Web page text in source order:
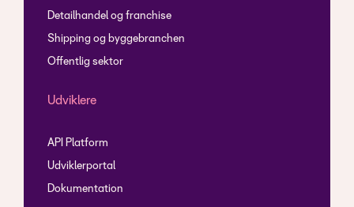
Detailhandel og franchise
Shipping og byggebranchen
Offentlig sektor
Udviklere
API Platform
Udviklerportal
Dokumentation